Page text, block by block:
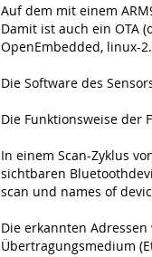
Auf dem mit einem
Damit ist auch ein OTA
OpenEmbedded, linux-
Die Software des
Die Funktionsweise der
In einem Scan-Zyklus
sichtbaren
scan und names of
Die erkannten
Übertragungsmedium